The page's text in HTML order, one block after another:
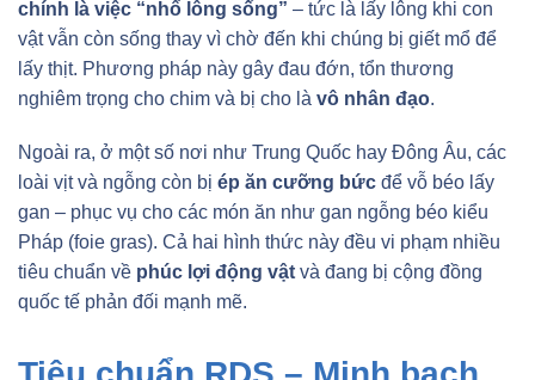
chính là việc “nhổ lông sống” – tức là lấy lông khi con
vật vẫn còn sống thay vì chờ đến khi chúng bị giết mổ để
lấy thịt. Phương pháp này gây đau đớn, tổn thương
nghiêm trọng cho chim và bị cho là vô nhân đạo.
Ngoài ra, ở một số nơi như Trung Quốc hay Đông Âu, các
loài vịt và ngỗng còn bị ép ăn cưỡng bức để vỗ béo lấy
gan – phục vụ cho các món ăn như gan ngỗng béo kiểu
Pháp (foie gras). Cả hai hình thức này đều vi phạm nhiều
tiêu chuẩn về phúc lợi động vật và đang bị cộng đồng
quốc tế phản đối mạnh mẽ.